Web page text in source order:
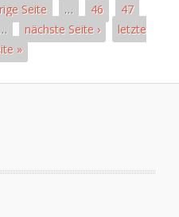
Seite … 46
47
… nächste Seite ›
letzte
»